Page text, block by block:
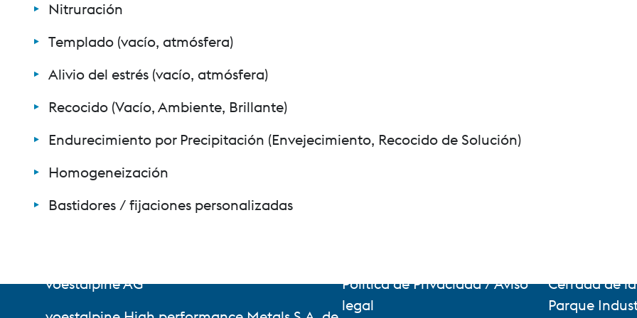
Nitruración
Templado (vacío, atmósfera)
Alivio del estrés (vacío, atmósfera)
Recocido (Vacío, Ambiente, Brillante)
Endurecimiento por Precipitación (Envejecimiento, Recocido de Solución)
Homogeneización
Bastidores / fijaciones personalizadas
voestalpine AG
Política de Privacidad / Aviso
legal
Cerrada de
Parque